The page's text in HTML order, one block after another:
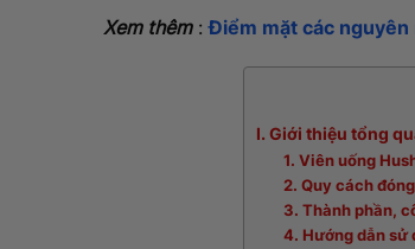
Xem thêm:Điểm mặt các
I. Giới thiệu tổng
1. Viên uống
2. Quy cách
3. Thành phần,
4. Hướng dẫn sử